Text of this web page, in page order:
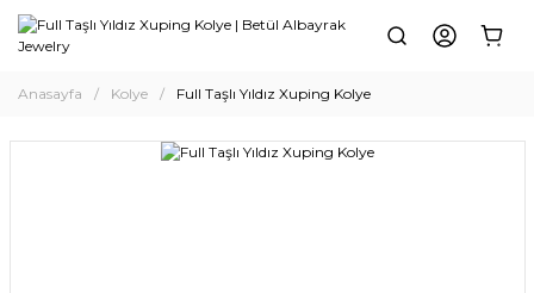
Anasayfa Kolye Full Taşlı Yıldız Xuping Kolye